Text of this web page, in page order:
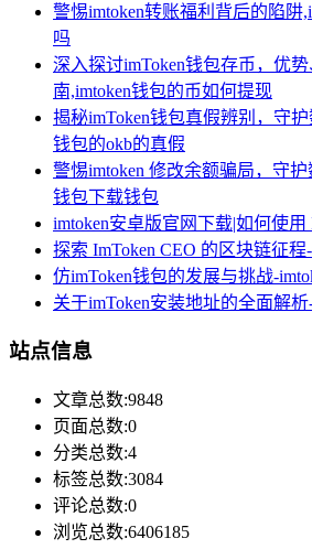
警惕imtoken转账福利背后的陷阱
吗
深入探讨imToken钱包存币，优
南,imtoken钱包的币如何提现
揭秘imToken钱包真假辨别，守
钱包的okb的真假
警惕imtoken 修改余额骗局，守
钱包下载钱包
imtoken安卓版官网下载|如何使用
探索 ImToken CEO 的区块链征程
仿imToken钱包的发展与挑战-
关于imToken安装地址的全面解
站点信息
文章总数:9848
页面总数:0
分类总数:4
标签总数:3084
评论总数:0
浏览总数:6406185